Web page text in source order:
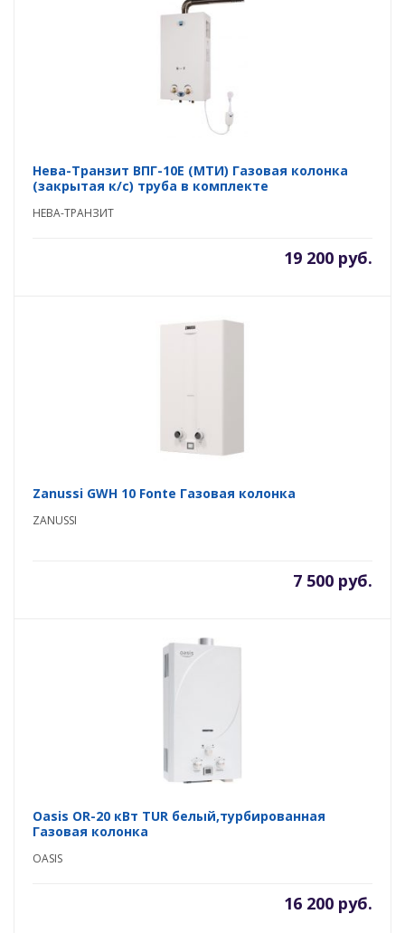
Нева-Транзит ВПГ-10E (MTИ) Газовая колонка
(закрытая к/с) труба в комплекте
НЕВА-ТРАНЗИТ
19 200 руб.
Zanussi GWH 10 Fonte Газовая колонка
ZANUSSI
7 500 руб.
Oasis OR-20 кВт TUR белый,турбированная
Газовая колонка
OASIS
16 200 руб.